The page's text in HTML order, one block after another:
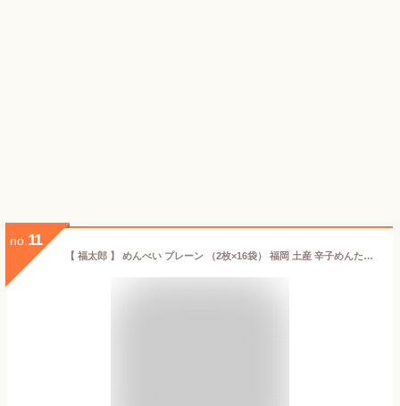
no. 11
【 福太郎 】 めんべい プレーン （2枚×16袋） 福岡 土産 辛子めんたい 風味 せんべい